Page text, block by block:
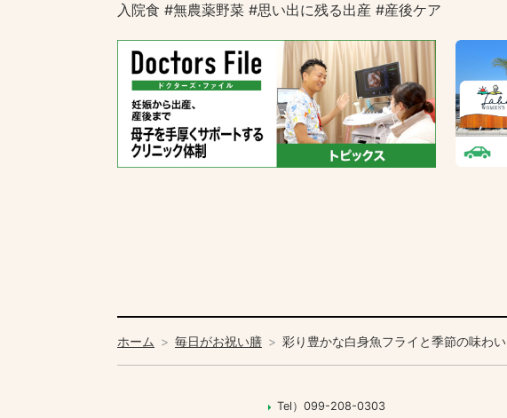
入院食 #無農薬野菜 #思い出に残る出産 #産後ケア
ホーム 毎日がお祝い膳 彩り豊かな白身魚フライと季節の味わい
Tel）099-208-0303